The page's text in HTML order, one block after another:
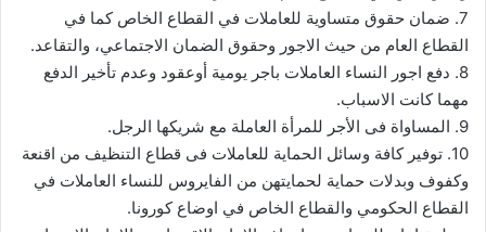
7. ضمان حقوق متساوية للعاملات في القطاع الخاص كما في
القطاع العام من حيث الاجور وحقوق الضمان الاجتماعي، والتقاعد.
8. دفع اجور النساء العاملات باجر يومية أوعقود وعدم تأخير الدفع
مهما كانت الاسباب.
9. المساواة فى الأجر للمرأة العاملة مع شريكها الرجل.
10. توفير كافة وسائل الحماية للعاملات فى قطاع التنظيف من اقنعة
وكفوف وبدلات حماية لحمايتهن من الفايروس للنساء العاملات في
القطاع الحكومي والقطاع الخاص في اوضاع كورونا.